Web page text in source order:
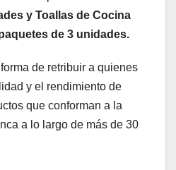
y Toallas de Cocina
de 3 unidades.
de retribuir a quienes
y el rendimiento de
que conforman a la
a lo largo de más de 30